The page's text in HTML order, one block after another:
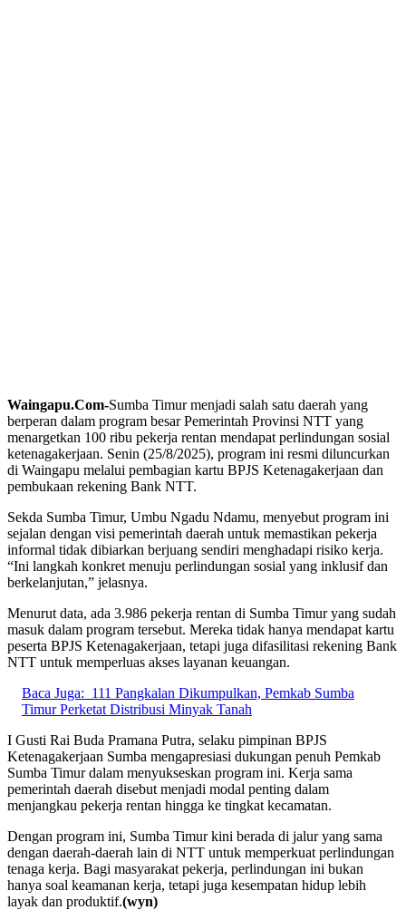
Waingapu.Com-Sumba Timur menjadi salah satu daerah yang
berperan dalam program besar Pemerintah Provinsi NTT yang
menargetkan 100 ribu pekerja rentan mendapat perlindungan sosial
ketenagakerjaan. Senin (25/8/2025), program ini resmi diluncurkan
di Waingapu melalui pembagian kartu BPJS Ketenagakerjaan dan
pembukaan rekening Bank NTT.
Sekda Sumba Timur, Umbu Ngadu Ndamu, menyebut program ini
sejalan dengan visi pemerintah daerah untuk memastikan pekerja
informal tidak dibiarkan berjuang sendiri menghadapi risiko kerja.
“Ini langkah konkret menuju perlindungan sosial yang inklusif dan
berkelanjutan,” jelasnya.
Menurut data, ada 3.986 pekerja rentan di Sumba Timur yang sudah
masuk dalam program tersebut. Mereka tidak hanya mendapat kartu
peserta BPJS Ketenagakerjaan, tetapi juga difasilitasi rekening Bank
NTT untuk memperluas akses layanan keuangan.
Baca Juga: 111 Pangkalan Dikumpulkan, Pemkab Sumba
Timur Perketat Distribusi Minyak Tanah
I Gusti Rai Buda Pramana Putra, selaku pimpinan BPJS
Ketenagakerjaan Sumba mengapresiasi dukungan penuh Pemkab
Sumba Timur dalam menyukseskan program ini. Kerja sama
pemerintah daerah disebut menjadi modal penting dalam
menjangkau pekerja rentan hingga ke tingkat kecamatan.
Dengan program ini, Sumba Timur kini berada di jalur yang sama
dengan daerah-daerah lain di NTT untuk memperkuat perlindungan
tenaga kerja. Bagi masyarakat pekerja, perlindungan ini bukan
hanya soal keamanan kerja, tetapi juga kesempatan hidup lebih
layak dan produktif.(wyn)